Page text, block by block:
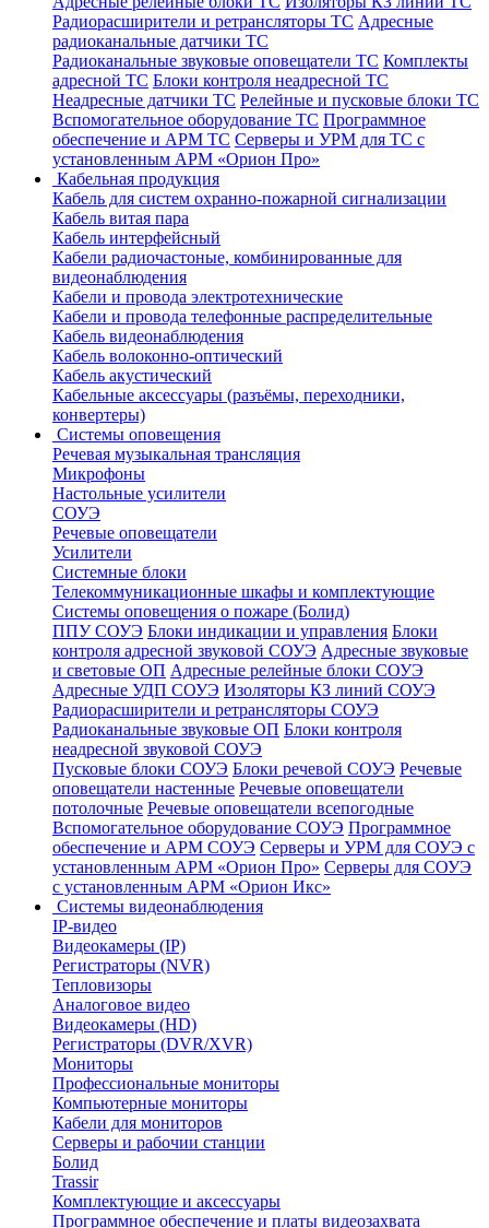
Радиорасширители и ретрансляторы ТС Адресные
радиоканальные датчики ТС
Радиоканальные звуковые оповещатели ТС Комплекты
адресной ТС Блоки контроля неадресной ТС
Неадресные датчики ТС Релейные и пусковые блоки ТС
Вспомогательное оборудование ТС Программное
обеспечение и АРМ ТС Серверы и УРМ для ТС с
установленным АРМ «Орион Про»
Кабельная продукция
Кабель для систем охранно-пожарной сигнализации
Кабель витая пара
Кабель интерфейсный
Кабели радиочастоные, комбинированные для
видеонаблюдения
Кабели и провода электротехнические
Кабели и провода телефонные распределительные
Кабель видеонаблюдения
Кабель волоконно-оптический
Кабель акустический
Кабельные аксессуары (разъёмы, переходники,
конвертеры)
Системы оповещения
Речевая музыкальная трансляция
Микрофоны
Настольные усилители
СОУЭ
Речевые оповещатели
Усилители
Системные блоки
Телекоммуникационные шкафы и комплектующие
Системы оповещения о пожаре (Болид)
ППУ СОУЭ Блоки индикации и управления Блоки
контроля адресной звуковой СОУЭ Адресные звуковые
и световые ОП Адресные релейные блоки СОУЭ
Адресные УДП СОУЭ Изоляторы КЗ линий СОУЭ
Радиорасширители и ретрансляторы СОУЭ
Радиоканальные звуковые ОП Блоки контроля
неадресной звуковой СОУЭ
Пусковые блоки СОУЭ Блоки речевой СОУЭ Речевые
оповещатели настенные Речевые оповещатели
потолочные Речевые оповещатели всепогодные
Вспомогательное оборудование СОУЭ Программное
обеспечение и АРМ СОУЭ Серверы и УРМ для СОУЭ с
установленным АРМ «Орион Про» Серверы для СОУЭ
с установленным АРМ «Орион Икс»
Системы видеонаблюдения
IP-видео
Видеокамеры (IP)
Регистраторы (NVR)
Тепловизоры
Аналоговое видео
Видеокамеры (HD)
Регистраторы (DVR/XVR)
Мониторы
Профессиональные мониторы
Компьютерные мониторы
Кабели для мониторов
Серверы и рабочии станции
Болид
Trassir
Комплектующие и аксессуары
Программное обеспечение и платы видеозахвата